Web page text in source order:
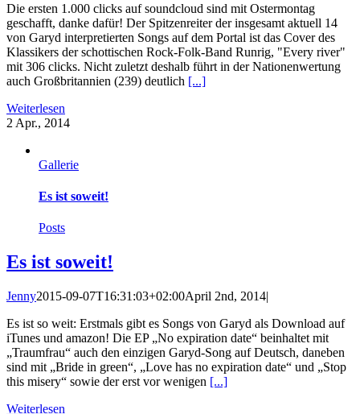
Die ersten 1.000 clicks auf soundcloud sind mit Ostermontag
geschafft, danke dafür! Der Spitzenreiter der insgesamt aktuell 14
von Garyd interpretierten Songs auf dem Portal ist das Cover des
Klassikers der schottischen Rock-Folk-Band Runrig, "Every river"
mit 306 clicks. Nicht zuletzt deshalb führt in der Nationenwertung
auch Großbritannien (239) deutlich [...]
Weiterlesen
2 Apr., 2014
Gallerie
Es ist soweit!
Posts
Es ist soweit!
Jenny2015-09-07T16:31:03+02:00April 2nd, 2014|
Es ist so weit: Erstmals gibt es Songs von Garyd als Download auf
iTunes und amazon! Die EP „No expiration date“ beinhaltet mit
„Traumfrau“ auch den einzigen Garyd-Song auf Deutsch, daneben
sind mit „Bride in green“, „Love has no expiration date“ und „Stop
this misery“ sowie der erst vor wenigen [...]
Weiterlesen